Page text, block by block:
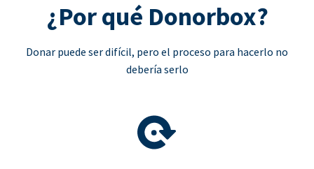
¿Por qué Donorbox?
Donar puede ser difícil, pero el proceso para hacerlo no
debería serlo